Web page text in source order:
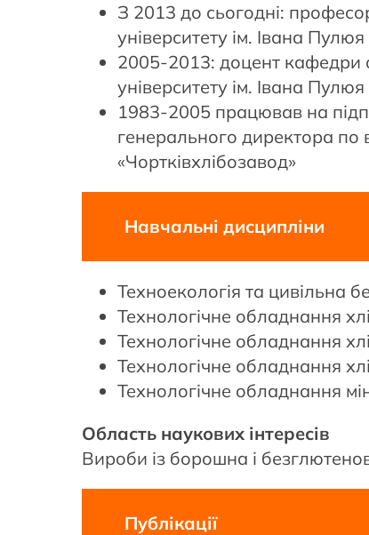
З 2013 до сьогодні:
університету ім. Івана Пулюя
2005-2013: доцент кафедри
університету ім. Івана Пулюя
1983-2005 працював на
генерального директора по
«Чортківхлібозавод»
Навчальні дисципліни
Техноекологія та цивільна
Технологічне обладнання
Технологічне обладнання
Технологічне обладнання
Технологічне обладнання
Область наукових інтересів
Вироби із борошна і
Публікації